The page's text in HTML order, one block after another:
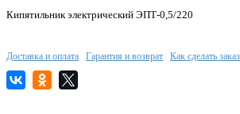
Кипятильник электрический ЭПТ-0,5/220
Доставка и оплата Гарантия и возврат Как сделать заказ